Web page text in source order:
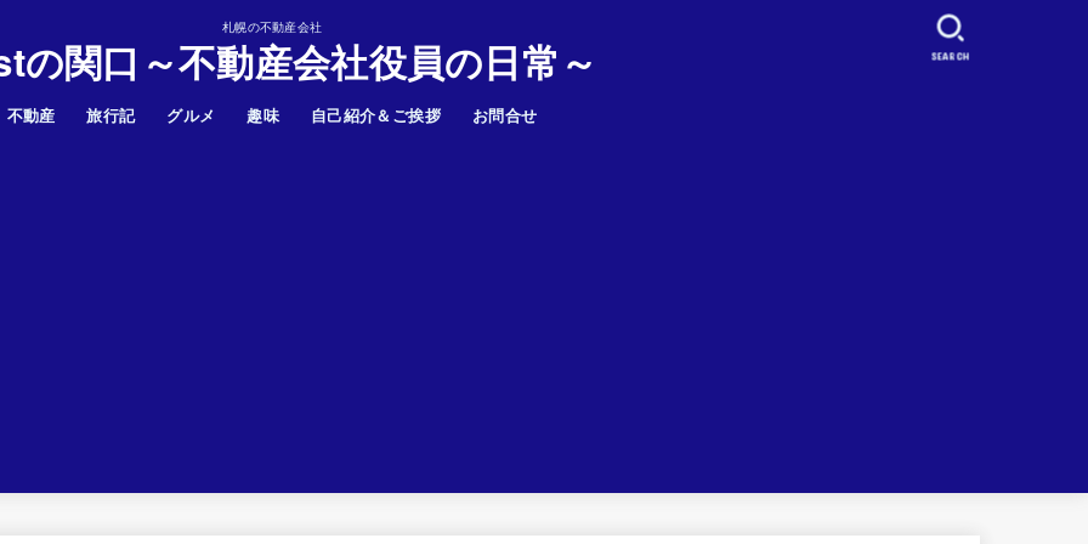
札幌の不動産会社
の関口～不動産会社役員の日常～
不動産 旅行記 グルメ 趣味 自己紹介＆ご挨拶 お問合せ
SEARCH